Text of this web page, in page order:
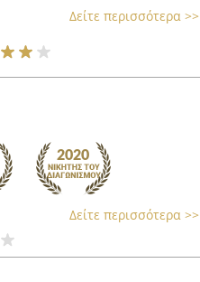
Δείτε περισσότερα >>
Δείτε περισσότερα >>